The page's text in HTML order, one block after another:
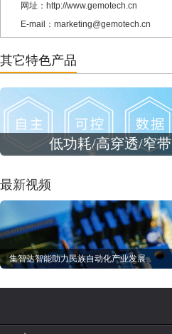
网址：http://www.gemotech.cn
E-mail：marketing@gemotech.cn
其它特色产品
低功耗/高穿透/窄带
最新视频
集智达智能助力民族自动化产业发展